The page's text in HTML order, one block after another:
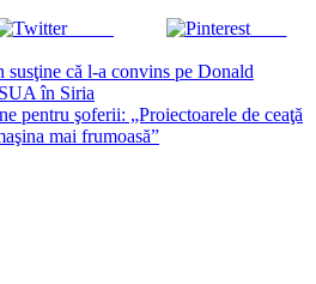
Tweet Save
susţine că l-a convins pe Donald
în Siria
pentru şoferii: „Proiectoarele de ceaţă
mai frumoasă”